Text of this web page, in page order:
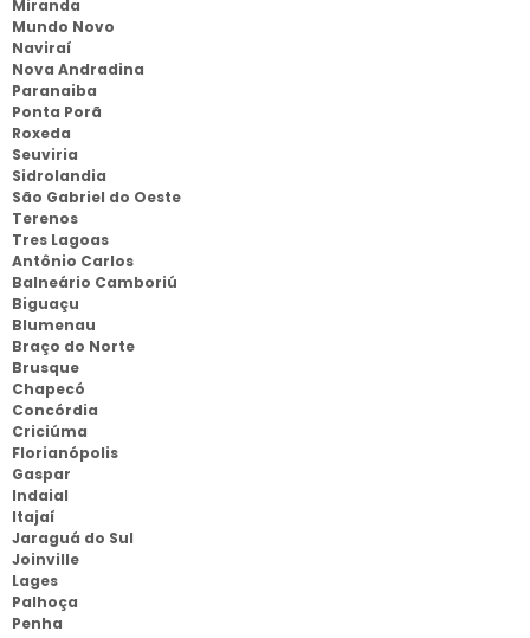
Miranda
Mundo Novo
Naviraí
Nova Andradina
Paranaiba
Ponta Porã
Roxeda
Seuviria
Sidrolandia
São Gabriel do Oeste
Terenos
Tres Lagoas
Antônio Carlos
Balneário Camboriú
Biguaçu
Blumenau
Braço do Norte
Brusque
Chapecó
Concórdia
Criciúma
Florianópolis
Gaspar
Indaial
Itajaí
Jaraguá do Sul
Joinville
Lages
Palhoça
Penha